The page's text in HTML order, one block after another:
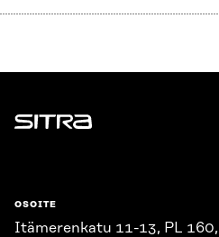
Sitra
OSOITE
Itämerenkatu 11-13, PL 160,